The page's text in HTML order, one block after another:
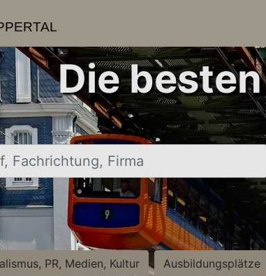
Die
Firma
PR, Medien, Kultur Ausbildungsplätze